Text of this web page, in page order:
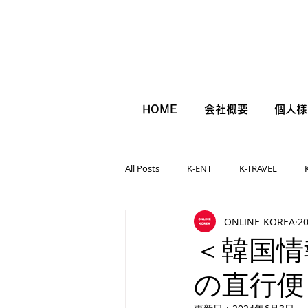
HOME 会社概要 個人
All Posts K-ENT K-TRAVEL
＜韓国
の直行便
ONLINE-KOREA